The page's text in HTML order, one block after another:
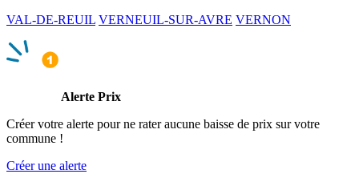
VAL-DE-REUIL VERNEUIL-SUR-AVRE VERNON
Alerte Prix
Créer votre alerte pour ne rater aucune baisse de prix sur votre
commune !
Créer une alerte